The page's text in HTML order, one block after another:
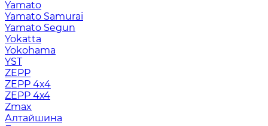
Yamato
Yamato Samurai
Yamato Segun
Yokatta
Yokohama
YST
ZEPP
ZEPP 4x4
ZEPP 4х4
Zmax
Алтайшина